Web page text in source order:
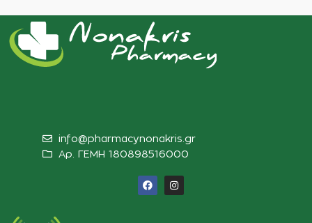
info@pharmacynonakris.gr
Αρ. ΓΕΜΗ 180898516000‬